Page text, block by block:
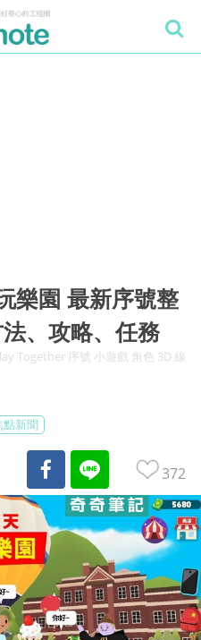
樂園 最新序號整
、攻略、任務
Together 序號 小遊戲 角色 3D 線
點新聞
372